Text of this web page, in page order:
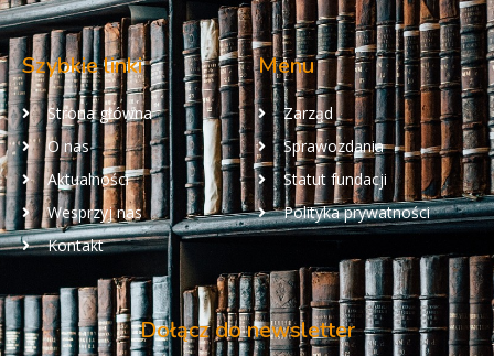
Szybkie linki
Strona główna
O nas
Aktualności
Wesprzyj nas
Kontakt
Menu
Zarząd
Sprawozdania
Statut fundacji
Polityka prywatności
Dołącz do newsletter